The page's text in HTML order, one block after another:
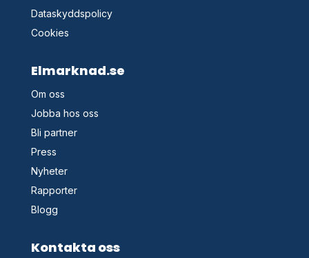
Dataskyddspolicy
Cookies
Elmarknad.se
Om oss
Jobba hos oss
Bli partner
Press
Nyheter
Rapporter
Blogg
Kontakta oss